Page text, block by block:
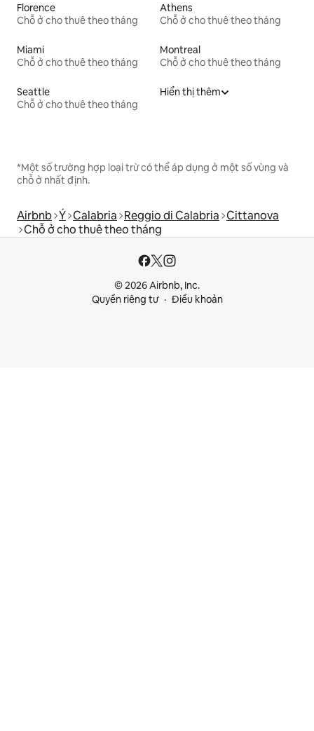
Florence
Chỗ ở cho thuê theo tháng
Athens
Chỗ ở cho thuê theo tháng
Miami
Chỗ ở cho thuê theo tháng
Montreal
Chỗ ở cho thuê theo tháng
Seattle
Chỗ ở cho thuê theo tháng
Hiển thị thêm
*Một số trường hợp loại trừ có thể áp dụng ở một số vùng và
chỗ ở nhất định.
Airbnb Ý Calabria Reggio di Calabria Cittanova
Chỗ ở cho thuê theo tháng
© 2026 Airbnb, Inc.
Quyền riêng tư
Điều khoản